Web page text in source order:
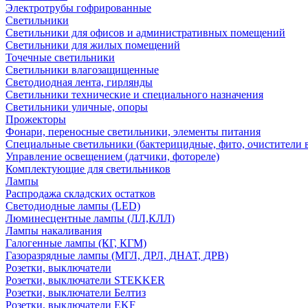
Электротрубы гофрированные
Светильники
Светильники для офисов и административных помещений
Светильники для жилых помещений
Точечные светильники
Светильники влагозащищенные
Светодиодная лента, гирлянды
Светильники технические и специального назначения
Светильники уличные, опоры
Прожекторы
Фонари, переносные светильники, элементы питания
Специальные светильники (бактерицидные, фито, очистители
Управление освещением (датчики, фотореле)
Комплектующие для светильников
Лампы
Распродажа складских остатков
Светодиодные лампы (LED)
Люминесцентные лампы (ЛЛ,КЛЛ)
Лампы накаливания
Галогенные лампы (КГ, КГМ)
Газоразрядные лампы (МГЛ, ДРЛ, ДНАТ, ДРВ)
Розетки, выключатели
Розетки, выключатели STEKKER
Розетки, выключатели Белтиз
Розетки, выключатели EKF